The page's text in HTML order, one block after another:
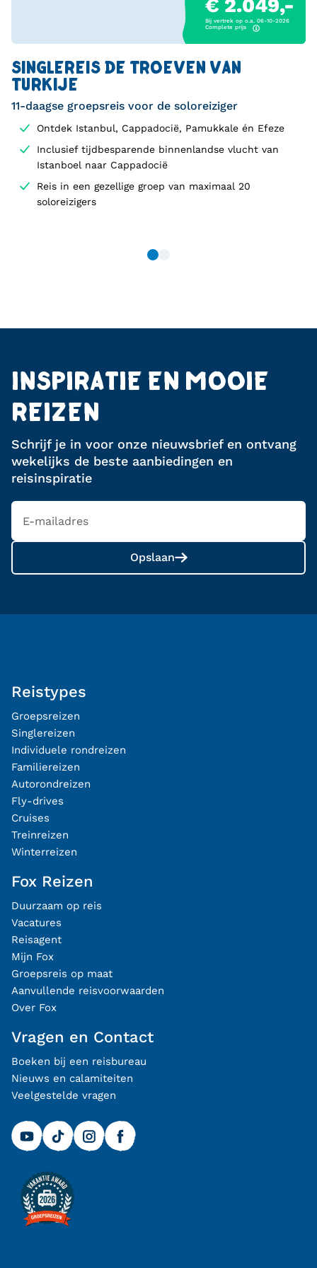
Bij vertrek op o.a. 06-10-2026
Complete prijs
€ 2.049,-
SINGLEREIS DE TROEVEN VAN
TURKIJE
11-daagse groepsreis voor de soloreiziger
Ontdek Istanbul, Cappadocië, Pamukkale én Efeze
Inclusief tijdbesparende binnenlandse vlucht van
Istanboel naar Cappadocië
Reis in een gezellige groep van maximaal 20
soloreizigers
INSPIRATIE EN MOOIE
REIZEN
Schrijf je in voor onze nieuwsbrief en ontvang
wekelijks de beste aanbiedingen en
reisinspiratie
Opslaan
Reistypes
Groepsreizen
Singlereizen
Individuele rondreizen
Familiereizen
Autorondreizen
Fly-drives
Cruises
Treinreizen
Winterreizen
Fox Reizen
Duurzaam op reis
Vacatures
Reisagent
Mijn Fox
Groepsreis op maat
Aanvullende reisvoorwaarden
Over Fox
Vragen en Contact
Boeken bij een reisbureau
Nieuws en calamiteiten
Veelgestelde vragen